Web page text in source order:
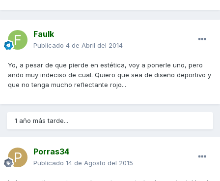
Faulk
Publicado 4 de Abril del 2014
Yo, a pesar de que pierde en estética, voy a ponerle uno, pero
ando muy indeciso de cual. Quiero que sea de diseño deportivo y
que no tenga mucho reflectante rojo...
1 año más tarde...
Porras34
Publicado 14 de Agosto del 2015